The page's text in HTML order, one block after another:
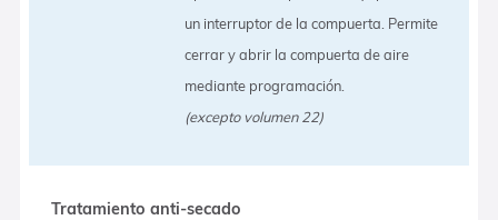
un interruptor de la compuerta. Permite
cerrar y abrir la compuerta de aire
mediante programación.
(excepto volumen 22)
Tratamiento anti-secado